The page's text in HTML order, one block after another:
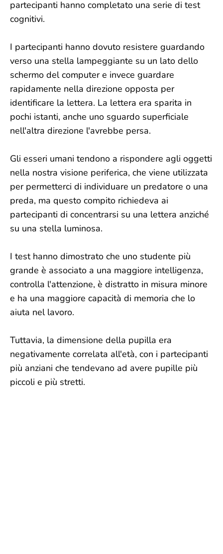
partecipanti hanno completato una serie di test
cognitivi.
I partecipanti hanno dovuto resistere guardando
verso una stella lampeggiante su un lato dello
schermo del computer e invece guardare
rapidamente nella direzione opposta per
identificare la lettera. La lettera era sparita in
pochi istanti, anche uno sguardo superficiale
nell'altra direzione l'avrebbe persa.
Gli esseri umani tendono a rispondere agli oggetti
nella nostra visione periferica, che viene utilizzata
per permetterci di individuare un predatore o una
preda, ma questo compito richiedeva ai
partecipanti di concentrarsi su una lettera anziché
su una stella luminosa.
I test hanno dimostrato che uno studente più
grande è associato a una maggiore intelligenza,
controlla l'attenzione, è distratto in misura minore
e ha una maggiore capacità di memoria che lo
aiuta nel lavoro.
Tuttavia, la dimensione della pupilla era
negativamente correlata all'età, con i partecipanti
più anziani che tendevano ad avere pupille più
piccoli e più stretti.